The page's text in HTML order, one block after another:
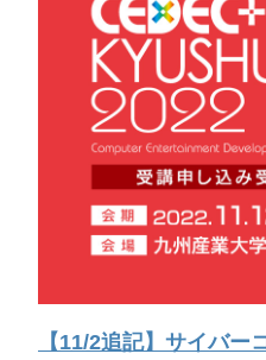
【11/2追記】サイバ